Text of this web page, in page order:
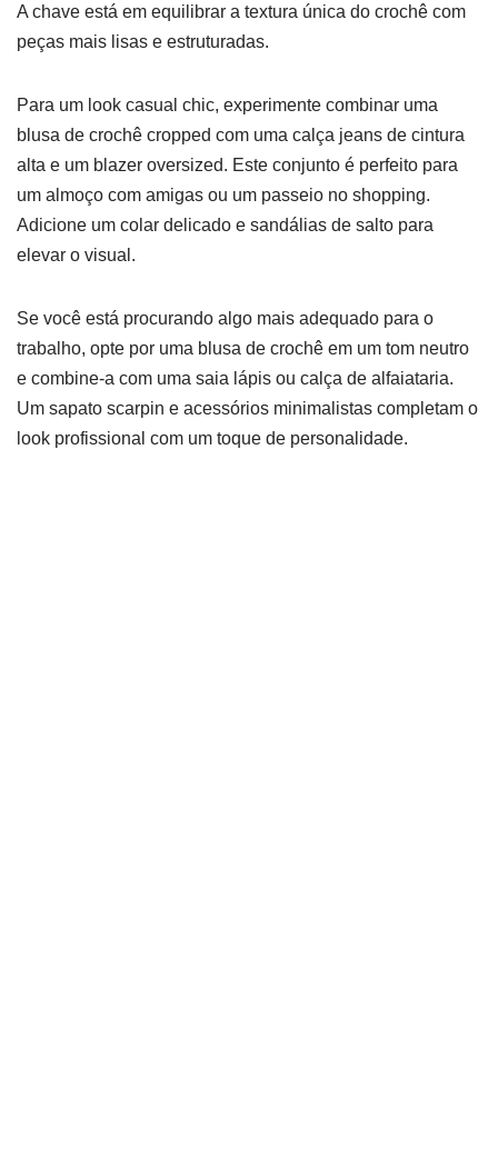
A chave está em equilibrar a textura única do crochê com
peças mais lisas e estruturadas.
Para um look casual chic, experimente combinar uma
blusa de crochê cropped com uma calça jeans de cintura
alta e um blazer oversized. Este conjunto é perfeito para
um almoço com amigas ou um passeio no shopping.
Adicione um colar delicado e sandálias de salto para
elevar o visual.
Se você está procurando algo mais adequado para o
trabalho, opte por uma blusa de crochê em um tom neutro
e combine-a com uma saia lápis ou calça de alfaiataria.
Um sapato scarpin e acessórios minimalistas completam o
look profissional com um toque de personalidade.